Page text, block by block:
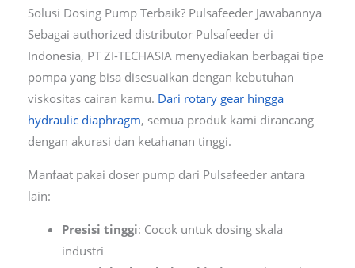
Solusi Dosing Pump Terbaik? Pulsafeeder Jawabannya
Sebagai authorized distributor Pulsafeeder di
Indonesia, PT ZI-TECHASIA menyediakan berbagai tipe
pompa yang bisa disesuaikan dengan kebutuhan
viskositas cairan kamu. Dari rotary gear hingga
hydraulic diaphragm, semua produk kami dirancang
dengan akurasi dan ketahanan tinggi.
Manfaat pakai doser pump dari Pulsafeeder antara
lain:
Presisi tinggi: Cocok untuk dosing skala
industri